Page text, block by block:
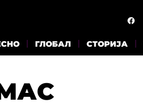
ГЛОБАЛ СТОРИЈА